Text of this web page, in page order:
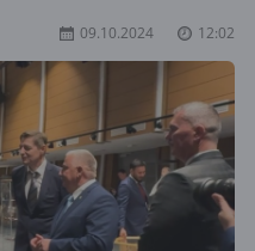
09.10.2024 12:02